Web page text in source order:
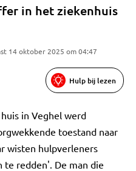
in het ziekenhuis
14 oktober 2025 om 04:47
Hulp bij lezen
in Veghel werd
toestand naar
wisten hulpverleners
te redden'. De man die